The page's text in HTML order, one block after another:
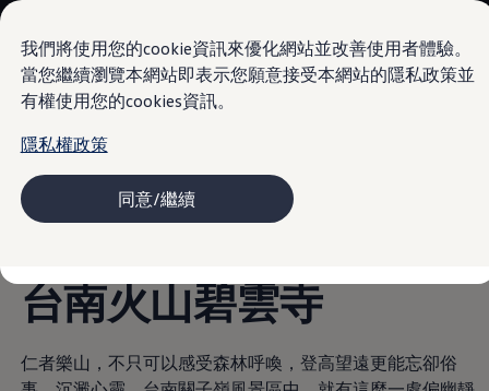
我們將使用您的cookie資訊來優化網站並改善使用者體驗。
當您繼續瀏覽本網站即表示您願意接受本網站的隱私政策並
有權使用您的cookies資訊。
隱私權政策
同意/繼續
Skip to
content
Skip
footer
Nutzfahrzeuge
購車及售服優惠
購車優惠
售後服務優惠
型錄下載
車主及售後服務
高田 (TAKATA) 安全氣囊產品安全召回
配件及精品
VanLife
愛車指南
新品及經濟型零件
保固資訊
最新消息
新聞中心
台南火山碧雲寺
仁者樂山，不只可以感受森林呼喚，登高望遠更能忘卻俗